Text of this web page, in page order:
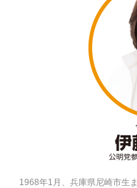
1968年1月、兵庫県尼崎市生